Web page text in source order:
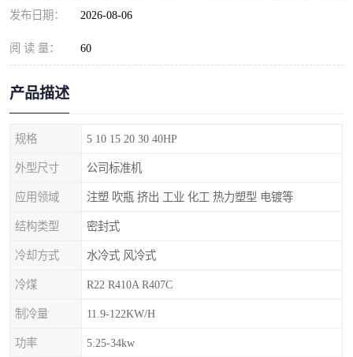
发布日期： 2026-08-06
阅 读 量： 60
产品描述
规格 5 10 15 20 30 40HP
外型尺寸 公司标准机
应用领域 注塑 吹瓶 挤出 工业 化工 热力塑型 电镀等
结构类型 密封式
冷却方式 水冷式 风冷式
冷煤 R22 R410A R407C
制冷量 11.9-122KW/H
功率 5.25-34kw